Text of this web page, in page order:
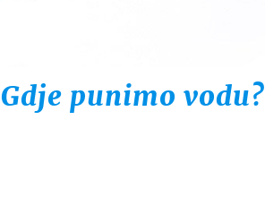
Gdje punimo vodu?